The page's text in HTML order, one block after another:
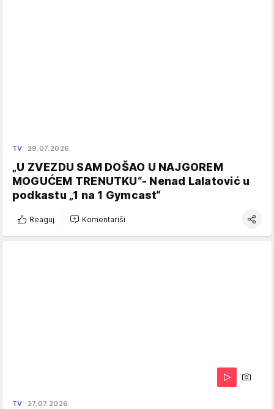
TV 29.07.2026.
„U ZVEZDU SAM DOŠAO U NAJGOREM
MOGUĆEM TRENUTKU“- Nenad Lalatović u
podkastu „1 na 1 Gymcast“
Reaguj Komentariši
TV 27.07.2026.